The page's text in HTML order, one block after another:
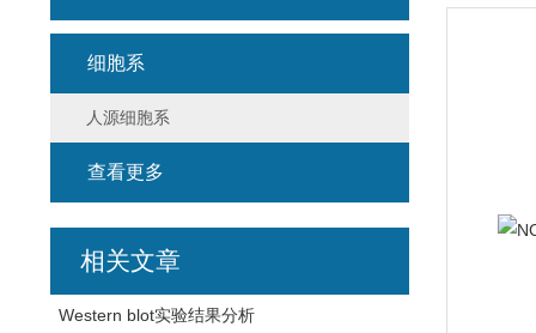
细胞系
人源细胞系
查看更多
相关文章
Western blot实验结果分析